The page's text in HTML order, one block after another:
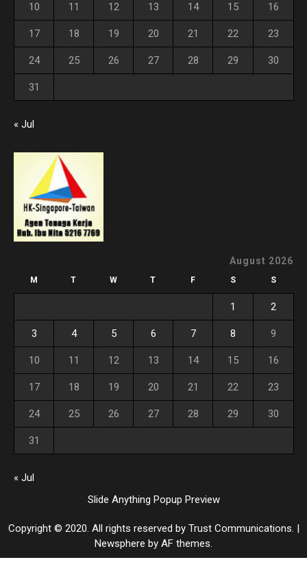
10 11 12 13 14 15 16
17 18 19 20 21 22 23
24 25 26 27 28 29 30
31
« Jul
August 2026
M T W T F S S
1 2
3 4 5 6 7 8 9
10 11 12 13 14 15 16
17 18 19 20 21 22 23
24 25 26 27 28 29 30
31
« Jul
Slide Anything Popup Preview
Copyright © 2020. All rights reserved by Trust Communications. |
Newsphere by AF themes.